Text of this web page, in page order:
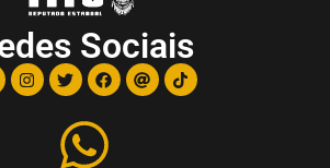
Sociais